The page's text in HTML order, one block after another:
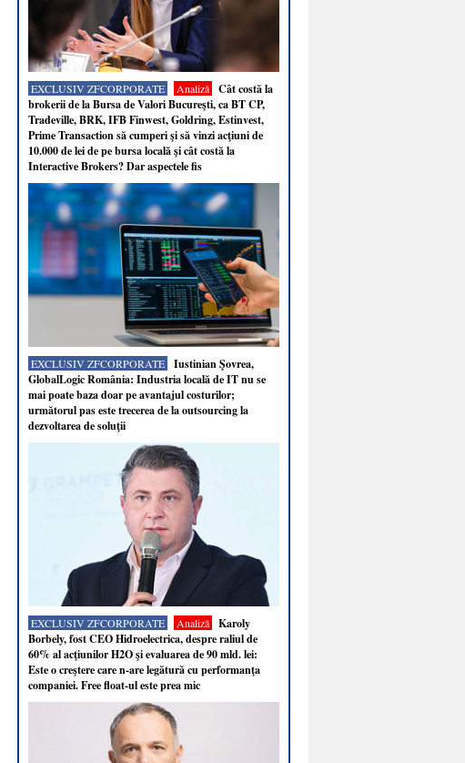
EXCLUSIV ZFCORPORATE Analiză
Cât costă la
brokerii de la Bursa de Valori Bucureşti, ca BT CP,
Tradeville, BRK, IFB Finwest, Goldring, Estinvest,
Prime Transaction să cumperi şi să vinzi acţiuni de
10.000 de lei de pe bursa locală şi cât costă la
Interactive Brokers? Dar aspectele fis
EXCLUSIV ZFCORPORATE
Iustinian Şovrea,
GlobalLogic România: Industria locală de IT nu se
mai poate baza doar pe avantajul costurilor;
următorul pas este trecerea de la outsourcing la
dezvoltarea de soluţii
EXCLUSIV ZFCORPORATE Analiză
Karoly
Borbely, fost CEO Hidroelectrica, despre raliul de
60% al acţiunilor H2O şi evaluarea de 90 mld. lei:
Este o creştere care n-are legătură cu performanţa
companiei. Free float-ul este prea mic